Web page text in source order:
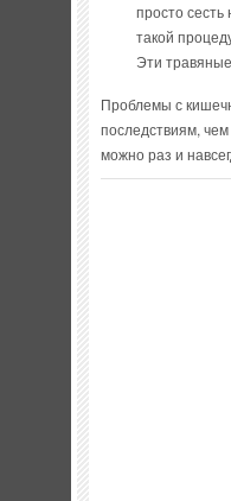
просто сесть
такой
Эти
Проблемы с
последствиям,
можно раз и